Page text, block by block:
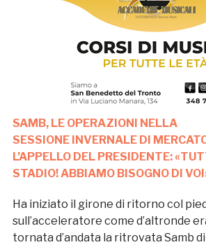
SAMB, LE OPERAZIONI NELLA
SESSIONE INVERNALE DI
L’APPELLO DEL PRESIDENTE:
STADIO! ABBIAMO BISOGNO DI
Ha iniziato il girone di ritorno col
sull’acceleratore come d’altronde
tornata d’andata la ritrovata Samb